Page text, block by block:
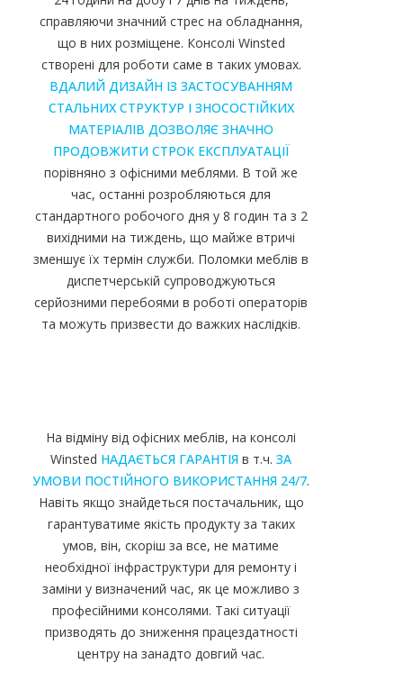
справляючи значний стрес на обладнання,
що в них розміщене. Консолі Winsted
створені для роботи саме в таких умовах.
ВДАЛИЙ ДИЗАЙН ІЗ ЗАСТОСУВАННЯМ
СТАЛЬНИХ СТРУКТУР І ЗНОСОСТІЙКИХ
МАТЕРІАЛІВ ДОЗВОЛЯЄ ЗНАЧНО
ПРОДОВЖИТИ СТРОК ЕКСПЛУАТАЦІЇ
порівняно з офісними меблями. В той же
час, останні розробляються для
стандартного робочого дня у 8 годин та з 2
вихідними на тиждень, що майже втричі
зменшує їх термін служби. Поломки меблів в
диспетчерській супроводжуються
серйозними перебоями в роботі операторів
та можуть призвести до важких наслідків.
На відміну від офісних меблів, на консолі
Winsted НАДАЄТЬСЯ ГАРАНТІЯ в т.ч. ЗА
УМОВИ ПОСТІЙНОГО ВИКОРИСТАННЯ 24/7.
Навіть якщо знайдеться постачальник, що
гарантуватиме якість продукту за таких
умов, він, скоріш за все, не матиме
необхідної інфраструктури для ремонту і
заміни у визначений час, як це можливо з
професійними консолями. Такі ситуації
призводять до зниження працездатності
центру на занадто довгий час.